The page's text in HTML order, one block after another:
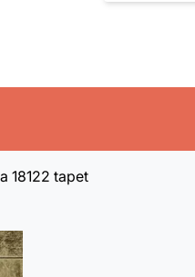
18122 tapet